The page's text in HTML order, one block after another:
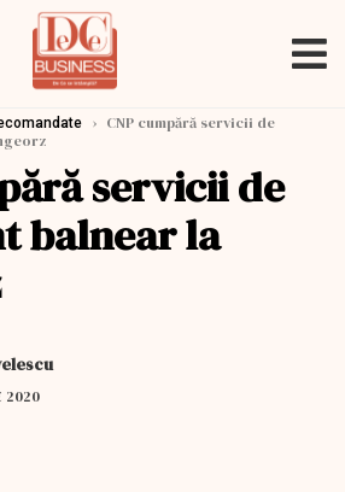
› CNP cumpără servicii de
servicii de
balnear la
2020